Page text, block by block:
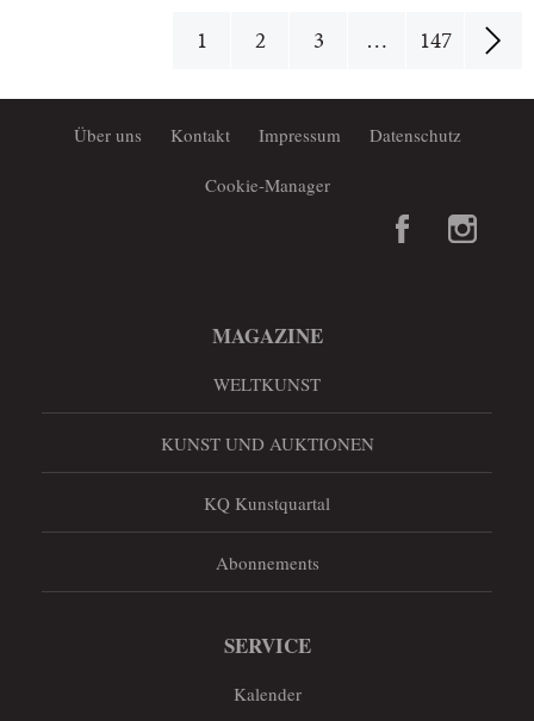
1 2 3 … 147
Über uns Kontakt Impressum Datenschutz
Cookie-Manager
MAGAZINE
WELTKUNST
KUNST UND AUKTIONEN
KQ Kunstquartal
Abonnements
SERVICE
Kalender